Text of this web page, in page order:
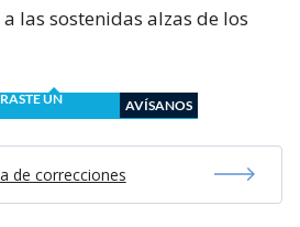
las sostenidas alzas de los
UN
AVÍSANOS
de correcciones